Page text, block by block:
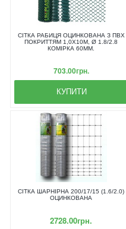
СІТКА РАБИЦЯ ОЦИНКОВАНА З ПВХ
ПОКРИТТЯМ 1,0X10М, Ø 1.8/2.8
КОМІРКА 60ММ.
703.00грн.
КУПИТИ
СІТКА ШАРНІРНА 200/17/15 (1.6/2.0)
ОЦИНКОВАНА
2728.00грн.